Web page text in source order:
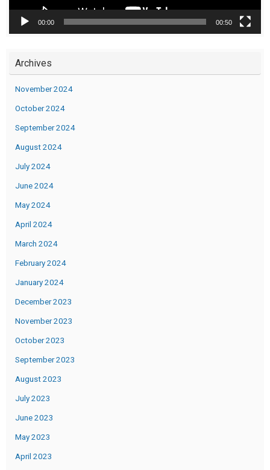
00:00 00:50
Archives
November 2024
October 2024
September 2024
August 2024
July 2024
June 2024
May 2024
April 2024
March 2024
February 2024
January 2024
December 2023
November 2023
October 2023
September 2023
August 2023
July 2023
June 2023
May 2023
April 2023